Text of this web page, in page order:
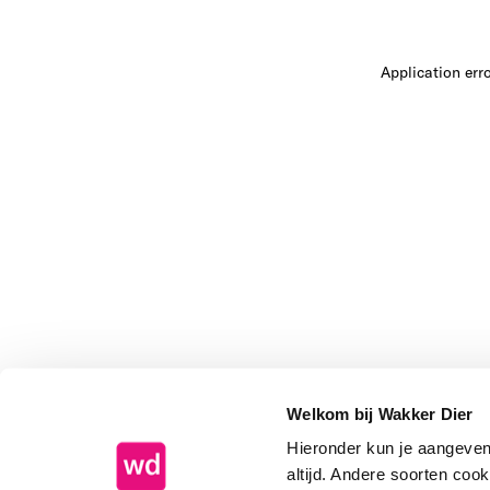
Welkom bij Wakker Dier
Hieronder kun je
altijd. Andere soorten
Application